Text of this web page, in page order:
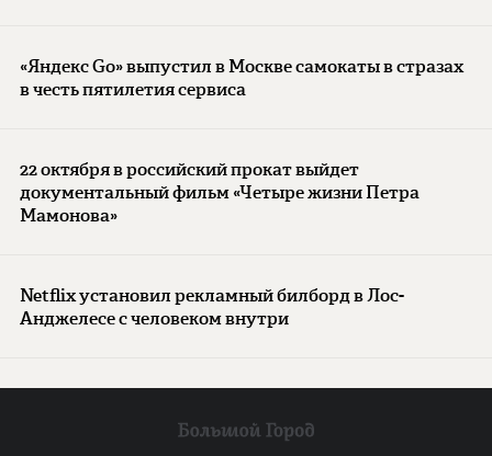
«Яндекс Go» выпустил в Москве самокаты в стразах
в честь пятилетия сервиса
22 октября в российский прокат выйдет
документальный фильм «Четыре жизни Петра
Мамонова»
Netflix установил рекламный билборд в Лос-
Анджелесе с человеком внутри